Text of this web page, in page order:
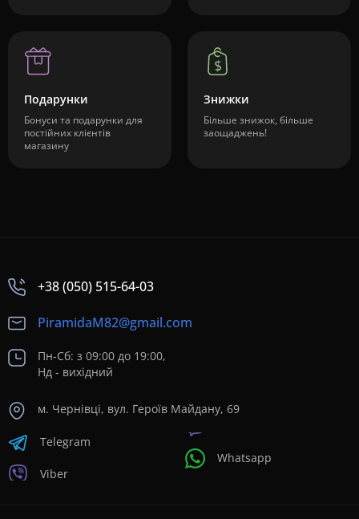
Подарунки
Бонуси та подарунки для
постійних клієнтів
магазину
Знижки
Більше знижок, більше
заощаджень!
+38 (050) 515-64-03
PiramidaM82@gmail.com
Пн-Сб: з 09:00 до 19:00,
Нд - вихідний
м. Чернівці, вул. Героїв Майдану, 69
Telegram
Viber
Whatsapp